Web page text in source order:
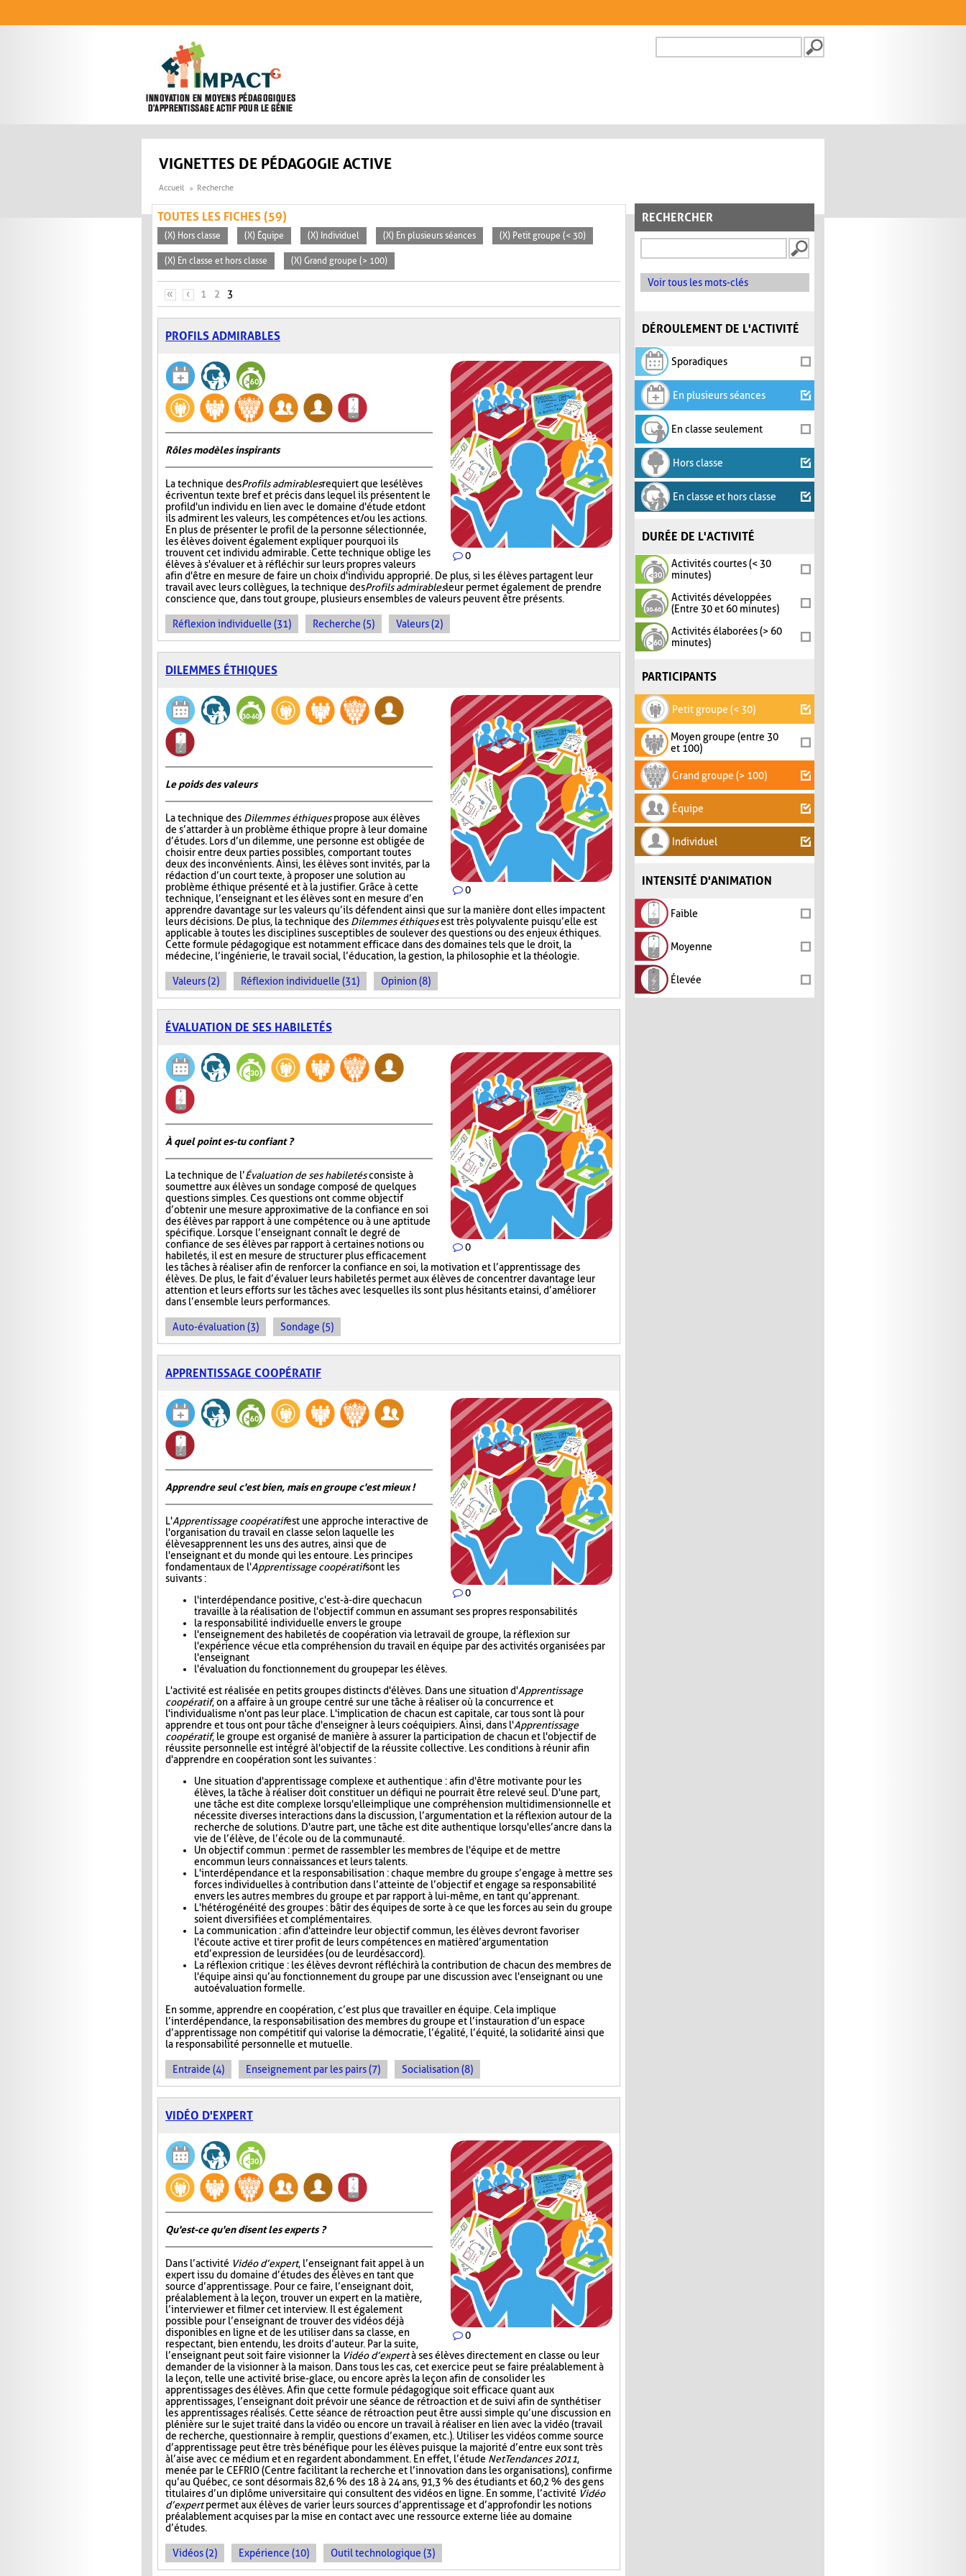
FORMULAIRE DE
VIGNETTES DE PÉDAGOGIE ACTIVE
Accueil Recherche
RECHERCHER
Voir tous les mots-clés
DÉROULEMENT DE L'ACTIVITÉ
Sporadiques
En plusieurs séances
En classe seulement
Hors classe
En classe et hors classe
DURÉE DE L'ACTIVITÉ
Activités courtes (< 30
minutes)
Activités développées
(Entre 30 et 60 minutes)
Activités élaborées (> 60
minutes)
PARTICIPANTS
Petit groupe (< 30)
Moyen groupe (entre 30
et 100)
Grand groupe (> 100)
Équipe
Individuel
INTENSITÉ D'ANIMATION
Faible
Moyenne
Élevée
TOUTES LES FICHES (59)
(X) Hors classe (X) Équipe (X) Individuel (X) En plusieurs séances (X) Petit groupe (< 30)
(X) En classe et hors classe (X) Grand groupe (> 100)
PAGES
« ‹ 1 2 3
PROFILS ADMIRABLES
0
Rôles modèles inspirants
La technique desProfils admirablesrequiert que les élèves
écrivent un texte bref et précis dans lequel ils présentent le
profil d'un individu en lien avec le domaine d'étude et dont
ils admirent les valeurs, les compétences et/ou les actions.
En plus de présenter le profil de la personne sélectionnée,
les élèves doivent également expliquer pourquoi ils
trouvent cet individu admirable. Cette technique oblige les
élèves à s'évaluer et à réfléchir sur leurs propres valeurs
afin d'être en mesure de faire un choix d'individu approprié. De plus, si les élèves partagent leur
travail avec leurs collègues, la technique desProfils admirablesleur permet également de prendre
conscience que, dans tout groupe, plusieurs ensembles de valeurs peuvent être présents.
Réflexion individuelle (31) Recherche (5) Valeurs (2)
DILEMMES ÉTHIQUES
0
Le poids des valeurs
La technique des Dilemmes éthiquespropose aux élèves
de s’attarder à un problème éthique propre à leur domaine
d’études. Lors d’un dilemme, une personne est obligée de
choisir entre deux parties possibles, comportant toutes
deux des inconvénients. Ainsi, les élèves sont invités, par la
rédaction d’un court texte, à proposer une solution au
problème éthique présenté et à la justifier. Grâce à cette
technique, l’enseignant et les élèves sont en mesure d’en
apprendre davantage sur les valeurs qu’ils défendent ainsi que sur la manière dont elles impactent
leurs décisions. De plus, la technique des Dilemmes éthiquesest très polyvalente puisqu’elle est
applicable à toutes les disciplines susceptibles de soulever des questions ou des enjeux éthiques.
Cette formule pédagogique est notamment efficace dans des domaines tels que le droit, la
médecine, l’ingénierie, le travail social, l’éducation, la gestion, la philosophie et la théologie.
Valeurs (2) Réflexion individuelle (31) Opinion (8)
ÉVALUATION DE SES HABILETÉS
0
À quel point es-tu confiant ?
La technique de l’Évaluation de ses habiletésconsiste à
soumettre aux élèves un sondage composé de quelques
questions simples. Ces questions ont comme objectif
d’obtenir une mesure approximative de la confiance en soi
des élèves par rapport à une compétence ou à une aptitude
spécifique. Lorsque l’enseignant connaît le degré de
confiance de ses élèves par rapport à certaines notions ou
habiletés, il est en mesure de structurer plus efficacement
les tâches à réaliser afin de renforcer la confiance en soi, la motivation et l’apprentissage des
élèves. De plus, le fait d’évaluer leurs habiletés permet aux élèves de concentrer davantage leur
attention et leurs efforts sur les tâches avec lesquelles ils sont plus hésitants et ainsi, d’améliorer
dans l’ensemble leurs performances.
Auto-évaluation (3) Sondage (5)
APPRENTISSAGE COOPÉRATIF
0
Apprendre seul c'est bien, mais en groupe c'est mieux !
L'Apprentissage coopératifest une approche interactive de
l'organisation du travail en classe selon laquelle les
élèves apprennent les uns des autres, ainsi que de
l'enseignant et du monde qui les entoure. Les principes
fondamentaux de l'Apprentissage coopératifsont les
suivants :
l'interdépendance positive, c'est-à-dire que chacun
travaille à la réalisation de l'objectif commun en assumant ses propres responsabilités
la responsabilité individuelle envers le groupe
l'enseignement des habiletés de coopération via le travail de groupe, la réflexion sur
l'expérience vécue et la compréhension du travail en équipe par des activités organisées par
l'enseignant
l'évaluation du fonctionnement du groupe par les élèves.
L'activité est réalisée en petits groupes distincts d'élèves. Dans une situation d'Apprentissage
coopératif, on a affaire à un groupe centré sur une tâche à réaliser où la concurrence et
l'individualisme n'ont pas leur place. L'implication de chacun est capitale, car tous sont là pour
apprendre et tous ont pour tâche d'enseigner à leurs coéquipiers. Ainsi, dans l'Apprentissage
coopératif, le groupe est organisé de manière à assurer la participation de chacun et l'objectif de
réussite personnelle est intégré à l'objectif de la réussite collective. Les conditions à réunir afin
d'apprendre en coopération sont les suivantes :
Une situation d'apprentissage complexe et authentique : afin d'être motivante pour les
élèves, la tâche à réaliser doit constituer un défi qui ne pourrait être relevé seul. D'une part,
une tâche est dite complexe lorsqu'elle implique une compréhension multidimensionnelle et
nécessite diverses interactions dans la discussion, l’argumentation et la réflexion autour de la
recherche de solutions. D'autre part, une tâche est dite authentique lorsqu'elle s’ancre dans la
vie de l’élève, de l’école ou de la communauté.
Un objectif commun : permet de rassembler les membres de l'équipe et de mettre
en commun leurs connaissances et leurs talents.
L'interdépendance et la responsabilisation : chaque membre du groupe s’engage à mettre ses
forces individuelles à contribution dans l’atteinte de l’objectif et engage sa responsabilité
envers les autres membres du groupe et par rapport à lui-même, en tant qu’apprenant.
L'hétérogénéité des groupes : bâtir des équipes de sorte à ce que les forces au sein du groupe
soient diversifiées et complémentaires.
La communication : afin d'atteindre leur objectif commun, les élèves devront favoriser
l'écoute active et tirer profit de leurs compétences en matière d’argumentation
et d’expression de leurs idées (ou de leur désaccord).
La réflexion critique : les élèves devront réfléchir à la contribution de chacun des membres de
l'équipe ainsi qu’au fonctionnement du groupe par une discussion avec l'enseignant ou une
autoévaluation formelle.
En somme, apprendre en coopération, c’est plus que travailler en équipe. Cela implique
l’interdépendance, la responsabilisation des membres du groupe et l’instauration d’un espace
d’apprentissage non compétitif qui valorise la démocratie, l’égalité, l’équité, la solidarité ainsi que
la responsabilité personnelle et mutuelle.
Entraide (4) Enseignement par les pairs (7) Socialisation (8)
VIDÉO D'EXPERT
0
Qu'est-ce qu'en disent les experts ?
Dans l’activité Vidéo d’expert, l’enseignant fait appel à un
expert issu du domaine d’études des élèves en tant que
source d’apprentissage. Pour ce faire, l’enseignant doit,
préalablement à la leçon, trouver un expert en la matière,
l’interviewer et filmer cet interview. Il est également
possible pour l’enseignant de trouver des vidéos déjà
disponibles en ligne et de les utiliser dans sa classe, en
respectant, bien entendu, les droits d’auteur. Par la suite,
l’enseignant peut soit faire visionner la Vidéo d’expertà ses élèves directement en classe ou leur
demander de la visionner à la maison. Dans tous les cas, cet exercice peut se faire préalablement à
la leçon, telle une activité brise-glace, ou encore après la leçon afin de consolider les
apprentissages des élèves. Afin que cette formule pédagogique soit efficace quant aux
apprentissages, l’enseignant doit prévoir une séance de rétroaction et de suivi afin de synthétiser
les apprentissages réalisés. Cette séance de rétroaction peut être aussi simple qu’une discussion en
plénière sur le sujet traité dans la vidéo ou encore un travail à réaliser en lien avec la vidéo (travail
de recherche, questionnaire à remplir, questions d’examen, etc.). Utiliser les vidéos comme source
d’apprentissage peut être très bénéfique pour les élèves puisque la majorité d’entre eux sont très
à l’aise avec ce médium et en regardent abondamment. En effet, l’étude NetTendances 2011,
menée par le CEFRIO (Centre facilitant la recherche et l’innovation dans les organisations), confirme
qu’au Québec, ce sont désormais 82,6 % des 18 à 24 ans, 91,3 % des étudiants et 60,2 % des gens
titulaires d’un diplôme universitaire qui consultent des vidéos en ligne. En somme, l’activité Vidéo
d’expertpermet aux élèves de varier leurs sources d’apprentissage et d’approfondir les notions
préalablement acquises par la mise en contact avec une ressource externe liée au domaine
d’études.
Vidéos (2) Expérience (10) Outil technologique (3)